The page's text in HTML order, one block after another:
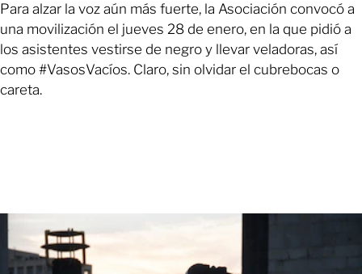
Para alzar la voz aún más fuerte, la Asociación convocó a
una movilización el jueves 28 de enero, en la que pidió a
los asistentes vestirse de negro y llevar veladoras, así
como #VasosVacíos. Claro, sin olvidar el cubrebocas o
careta.